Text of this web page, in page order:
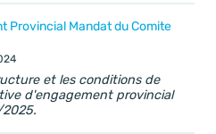
Provincial Mandat du Comite
et les conditions de
d'engagement provincial